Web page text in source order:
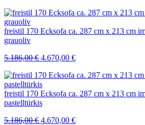
war:
ist:
freistil 170 Ecksofa ca. 287 cm x 213 cm
grauoliv
5.186,00€ Ursprünglicher
war:
5.186,00 €
4.670,00 €Aktueller
ist:
freistil 170 Ecksofa ca. 287 cm x 213 cm
pastelltürkis
5.186,00€ Ursprünglicher
4.670,00 €Aktueller